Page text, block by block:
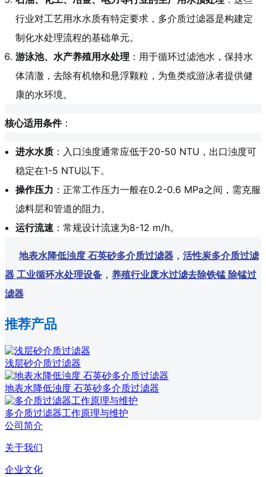
行业对工艺用水水质有特定要求，多介质过滤器是构建定
制化水处理流程的基础单元。
游泳池、水产养殖用水处理 ：用于循环过滤池水，保持水
体清澈，去除有机物和悬浮颗粒，为鱼类或游泳者提供健
康的水环境。
核心适用条件：
进水水质 ：入口浊度通常应低于20-50 NTU，出口浊度可
稳定在1-5 NTU以下。
操作压力 ：正常工作压力一般在0.2-0.6 MPa之间，需克服
滤料层和管道的阻力。
运行流速 ：常规设计流速为8-12 m/h。
地表水降低浊度 石英砂多介质过滤器 ， 活性炭多介质过滤
器 工业循环水处理设备 ， 养殖行业废水过滤去除铁锰 除锰过
滤器
推荐产品
浅层砂介质过滤器
地表水降低浊度 石英砂多介质过滤器
多介质过滤器工作原理与维护
公司简介
关于我们
企业文化